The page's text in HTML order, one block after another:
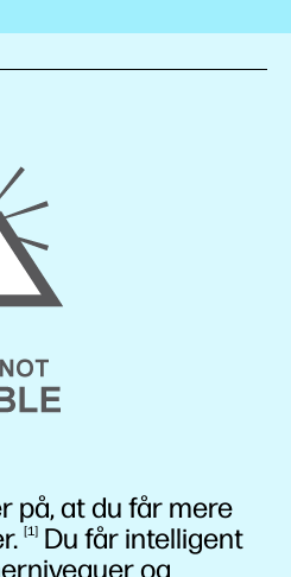
på, at du får mere
1
Du får intelligent
og